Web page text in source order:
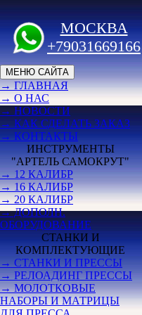
МОСКВА
+79031669166
МЕНЮ САЙТА
→ ГЛАВНАЯ
→ О НАС
→ НОВОСТИ
→ КАК СДЕЛАТЬ ЗАКАЗ
→ КОНТАКТЫ
ИНСТРУМЕНТЫ
"АРТЕЛЬ САМОКРУТ"
→ 12 КАЛИБР
→ 16 КАЛИБР
→ 20 КАЛИБР
→ ДОПОЛН.
ОБОРУДОВАНИЕ
СТАНКИ И
КОМПЛЕКТУЮЩИЕ
→ СТАНКИ И ПРЕССЫ
→ РЕЛОАДИНГ ПРЕССЫ
→ МОЛОТКОВЫЕ
НАБОРЫ И МАТРИЦЫ